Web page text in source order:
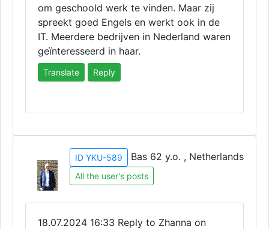
om geschoold werk te vinden. Maar zij
spreekt goed Engels en werkt ook in de
IT. Meerdere bedrijven in Nederland waren
geïnteresseerd in haar.
Translate Reply
ID YKU-589 Bas 62 y.o. , Netherlands
All the user's posts
18.07.2024 16:33 Reply to Zhanna on